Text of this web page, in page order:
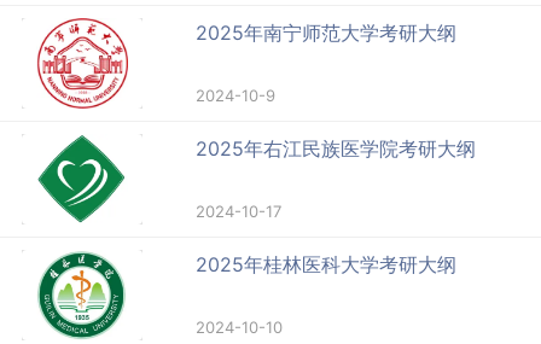
2025年南宁师范大学考研大纲
2024-10-9
2025年右江民族医学院考研大纲
2024-10-17
2025年桂林医科大学考研大纲
2024-10-10